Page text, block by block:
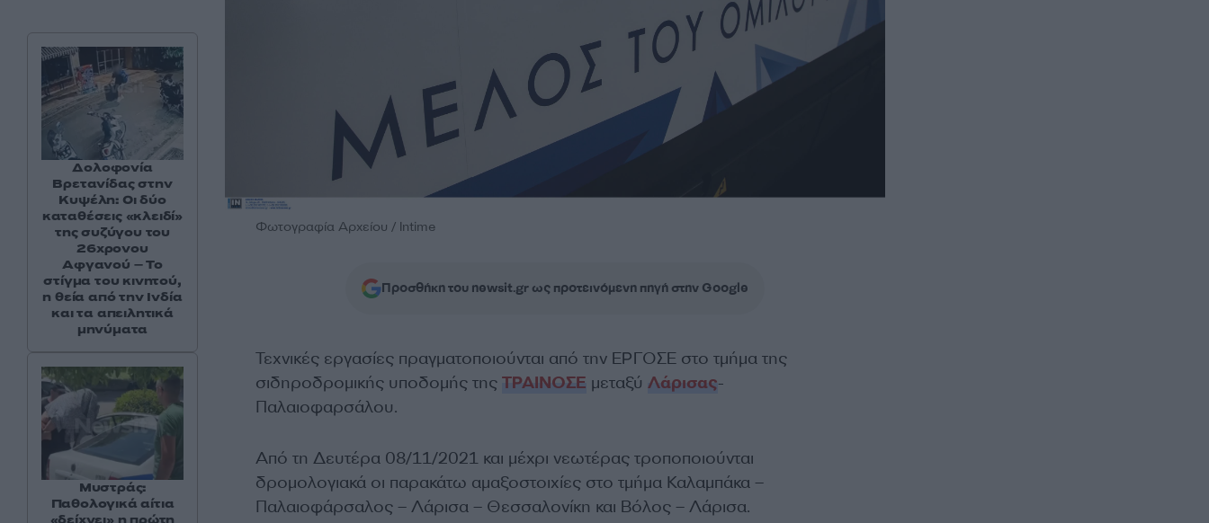
Φωτογραφία Αρχείου / Intime
Προσθήκη του newsit.gr ως προτεινόμενη πηγή στην Google
Τεχνικές εργασίες πραγματοποιούνται από την ΕΡΓΟΣΕ στο τμήμα της
σιδηροδρομικής υποδομής της ΤΡΑΙΝΟΣΕ μεταξύ Λάρισας-
Παλαιοφαρσάλου.
Από τη Δευτέρα 08/11/2021 και μέχρι νεωτέρας τροποποιούνται
δρομολογιακά οι παρακάτω αμαξοστοιχίες στο τμήμα Καλαμπάκα –
Παλαιοφάρσαλος – Λάρισα – Θεσσαλονίκη και Βόλος – Λάρισα.
Δολοφονία
Βρετανίδας στην
Κυψέλη: Οι δύο
καταθέσεις «κλειδί»
της συζύγου του
26χρονου
Αφγανού – Το
στίγμα του κινητού,
η θεία από την Ινδία
και τα απειλητικά
μηνύματα
Μυστράς:
Παθολογικά αίτια